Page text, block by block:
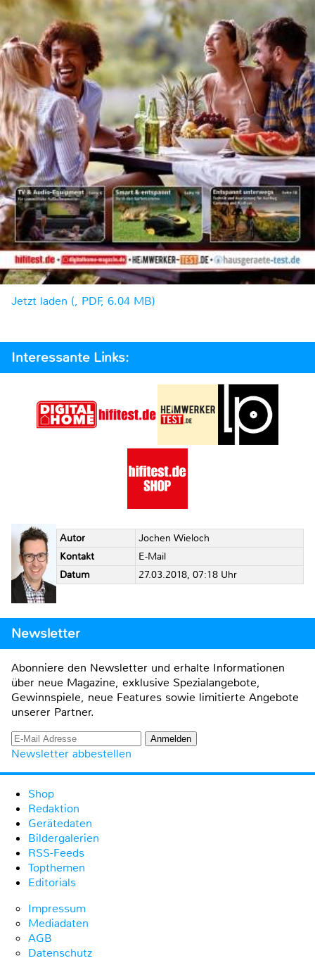
Jetzt laden (, PDF, 6.04 MB)
Interessante Links:
Autor
Jochen Wieloch
Kontakt
E-Mail
Datum
27.03.2018, 07:18 Uhr
Newsletter
Abonniere den Newsletter und erhalte Informationen
über neue Magazine, exklusive Spezialangebote,
Gewinnspiele, neue Features sowie limitierte Angebote
unserer Partner.
Newsletter abbestellen
Shop
Redaktion
Gerätedaten
Bildergalerien
RSS-Feeds
Topthemen
Editorials
Impressum
Mediadaten
AGB
Datenschutz